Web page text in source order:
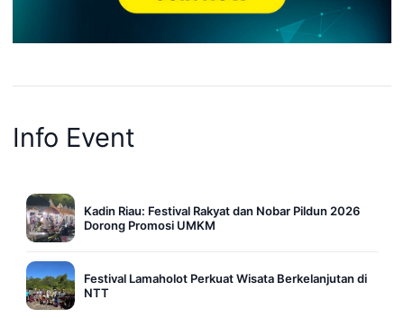
Info Event
Kadin Riau: Festival Rakyat dan Nobar Pildun 2026
Dorong Promosi UMKM
Festival Lamaholot Perkuat Wisata Berkelanjutan di
NTT